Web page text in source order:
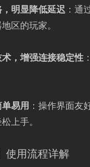
明显降低延迟：通
区的玩家。
，增强连接稳定性
易用 ：操作界面友
上手。
使用流程详解